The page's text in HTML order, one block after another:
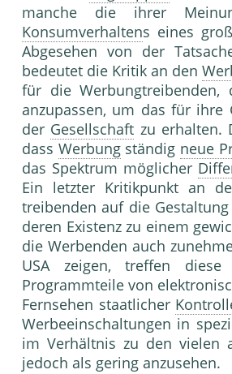
manche die ihrer
Konsumverhaltens eines
Abgesehen von der
bedeutet die Kritik an den
für die Werbungtreibenden,
anzupassen, um das für
der Gesellschaft zu erhalten.
dass Werbungständig neue
das Spek­trum möglicher
Ein letzter Kritikpunkt an
treibenden auf die
deren Existenz zu einem
die Werbenden auch
USA zeigen, treffen
Programmteile von
Fernsehen staatlicher
Werbeeinschaltungen in
im Verhältnis zu den vielen
jedoch als gering anzu­sehen.